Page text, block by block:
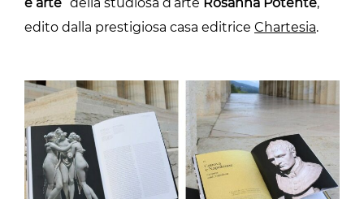
edito dalla prestigiosa casa editrice Chartesia.